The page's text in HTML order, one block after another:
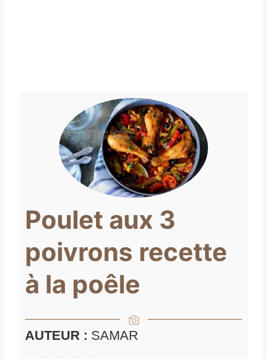
Poulet aux 3
poivrons recette
à la poêle
AUTEUR : SAMAR